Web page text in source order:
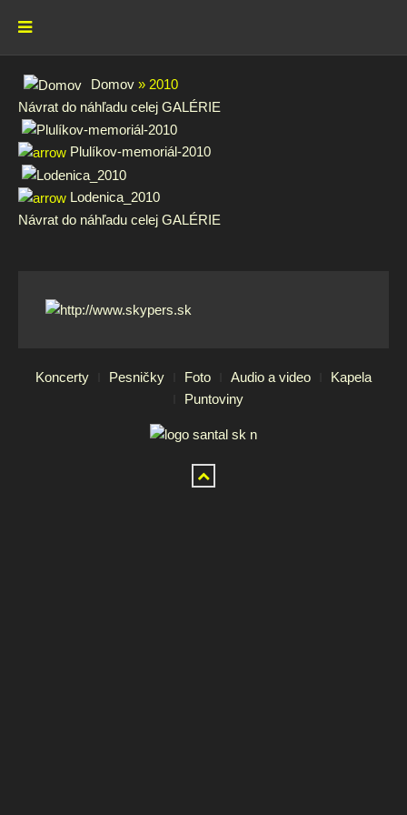
Domov » 2010
Návrat do náhľadu celej GALÉRIE
Plulíkov-memoriál-2010
Lodenica_2010
Návrat do náhľadu celej GALÉRIE
Koncerty Pesničky Foto Audio a video
Kapela
Puntoviny